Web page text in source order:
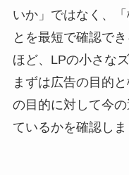
いか」ではなく、
とを最短で確認で
ほど、LPの小さな
まずは広告の目的
の目的に対して今
ているかを確認しま